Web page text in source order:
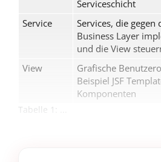
Serviceschicht
Service
Services, die gegen
Business Layer
und die View
View
Grafische
Beispiel JSF
Komponenten
Tabelle 1: ...